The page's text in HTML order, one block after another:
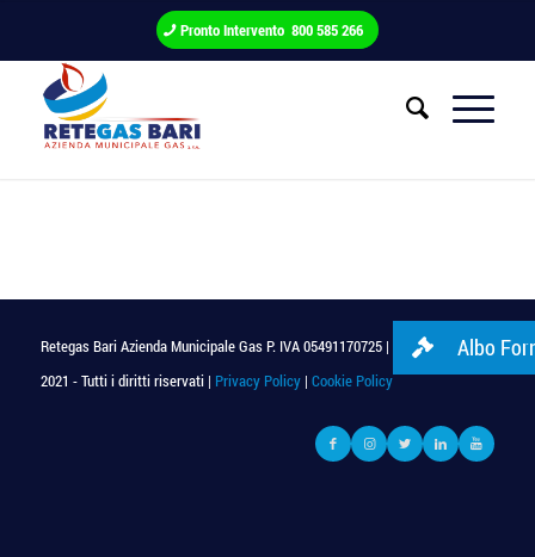
Pronto Intervento 800 585 266
Retegas Bari Azienda Municipale Gas P. IVA 05491170725 | © Copyright
2021 - Tutti i diritti riservati | Privacy Policy| Cookie Policy
Albo